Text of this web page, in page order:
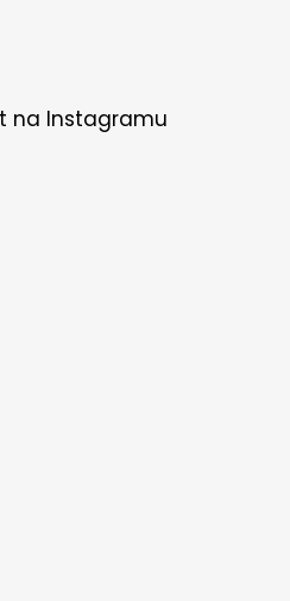
na Instagramu